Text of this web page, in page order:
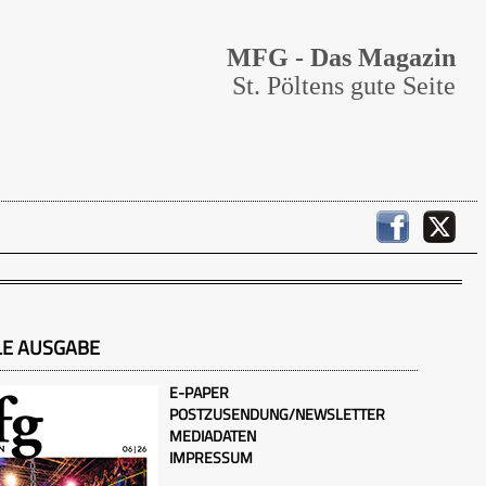
MFG - Das Magazin
St. Pöltens gute Seite
AUSGABE
E-PAPER
POSTZUSENDUNG/NEWSLETTER
MEDIADATEN
IMPRESSUM